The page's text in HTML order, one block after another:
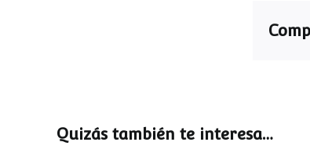
Quizás también te interesa…